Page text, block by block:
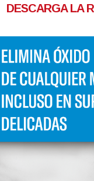
DESCARGA LA